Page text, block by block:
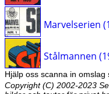
Marvelserien
Stålmannen
Hjälp oss scanna in omslag
Copyright (C) 2002-2023